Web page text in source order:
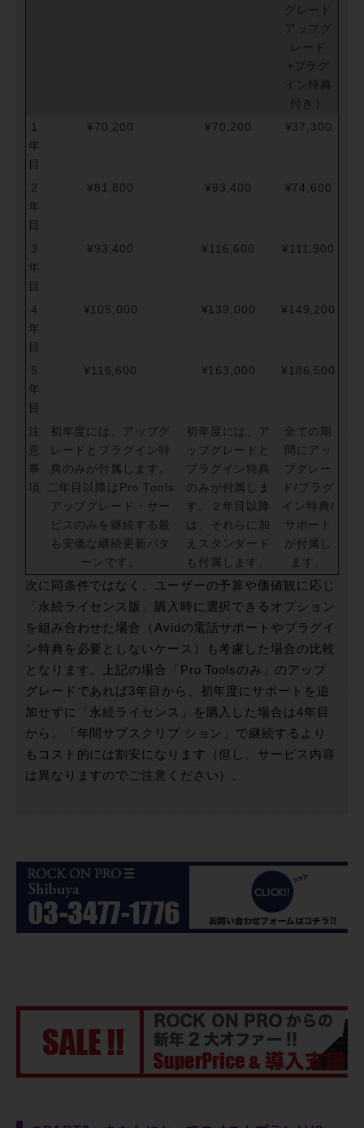
グレード
アップグ
レード
+プラグ
イン特典
付き）
1
年
目
¥70,200 ¥70,200 ¥37,300
2
年
目
¥81,800 ¥93,400 ¥74,600
3
年
目
¥93,400 ¥116,600 ¥111,900
4
年
目
¥105,000 ¥139,000 ¥149,200
5
年
目
¥116,600 ¥163,000 ¥186,500
注
意
事
項
初年度には、アップグ
レードとプラグイン特
典のみが付属します。
二年目以降はPro Tools
アップグレード・サー
ビスのみを継続する最
も安価な継続更新パタ
ーンです。
初年度には、ア
ップグレードと
プラグイン特典
のみが付属しま
す。２年目以降
は、それらに加
えスタンダード
も付属します。
全ての期
間にアッ
プグレー
ド/プラグ
イン特典/
サポート
が付属し
ます。
次に同条件ではなく、ユーザーの予算や価値観に応じ
「永続ライセンス版」購入時に選択できるオプション
を組み合わせた場合（Avidの電話サポートやプラグイ
ン特典を必要としないケース）も考慮した場合の比較
となります。上記の場合「Pro Toolsのみ」のアップ
グレードであれば3年目から、初年度にサポートを追
加せずに「永続ライセンス」を購入した場合は4年目
から、「年間サブスクリプ ション」で継続するより
もコスト的には割安になります（但し、サービス内容
は異なりますのでご注意ください）。